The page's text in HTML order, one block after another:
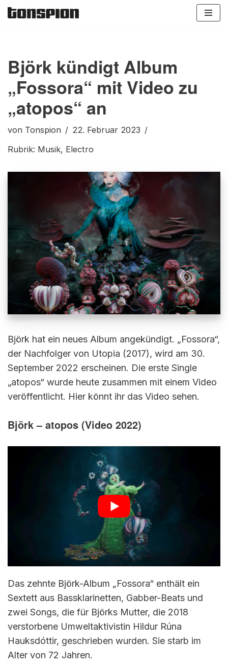
Björk kündigt Album
„Fossora“ mit Video zu
„atopos“ an
von Tonspion
22. Februar 2023
Rubrik: Musik, Electro
Björk hat ein neues Album angekündigt. „Fossora“,
der Nachfolger von Utopia (2017), wird am 30.
September 2022 erscheinen. Die erste Single
„atopos“ wurde heute zusammen mit einem Video
veröffentlicht. Hier könnt ihr das Video sehen.
Björk – atopos (Video 2022)
Das zehnte Björk-Album „Fossora“ enthält ein
Sextett aus Bassklarinetten, Gabber-Beats und
zwei Songs, die für Björks Mutter, die 2018
verstorbene Umweltaktivistin Hildur Rúna
Hauksdóttir, geschrieben wurden. Sie starb im
Alter von 72 Jahren.